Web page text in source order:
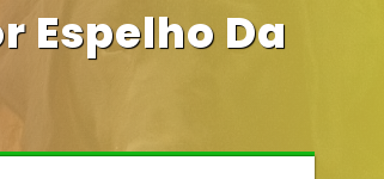
Espelho Da